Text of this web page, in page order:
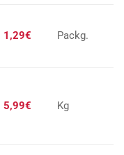
1,29€ Packg.
5,99€ Kg